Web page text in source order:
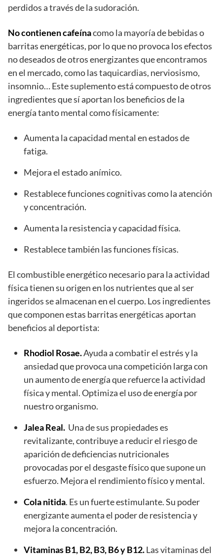
perdidos a través de la sudoración.
No contienen cafeínacomo la mayoría de bebidas o
barritas energéticas, por lo que no provoca los efectos
no deseados de otros energizantes que encontramos
en el mercado, como las taquicardias, nerviosismo,
insomnio… Este suplemento está compuesto de otros
ingredientes que sí aportan los beneficios de la
energía tanto mental como físicamente:
Aumenta la capacidad mental en estados de
fatiga.
Mejora el estado anímico.
Restablece funciones cognitivas como la atención
y concentración.
Aumenta la resistencia y capacidad física.
Restablece también las funciones físicas.
El combustible energético necesario para la actividad
física tienen su origen en los nutrientes que al ser
ingeridos se almacenan en el cuerpo. Los ingredientes
que componen estas barritas energéticas aportan
beneficios al deportista:
Rhodiol Rosae.Ayuda a combatir el estrés y la
ansiedad que provoca una competición larga con
un aumento de energía que refuerce la actividad
física y mental. Optimiza el uso de energía por
nuestro organismo.
Jalea Real. Una de sus propiedades es
revitalizante, contribuye a reducir el riesgo de
aparición de deficiencias nutricionales
provocadas por el desgaste físico que supone un
esfuerzo. Mejora el rendimiento físico y mental.
Cola nitida. Es un fuerte estimulante. Su poder
energizante aumenta el poder de resistencia y
mejora la concentración.
Vitaminas B1, B2, B3, B6 y B12.Las vitaminas del